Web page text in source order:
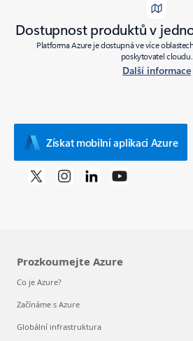
Dostupnost produktů v
Platforma Azure je dostupná ve více
poskytovatel cloudu.
Další informace
Získat mobilní aplikaci Azure
Prozkoumejte Azure
Co je Azure?
Začínáme s Azure
Globální infrastruktura